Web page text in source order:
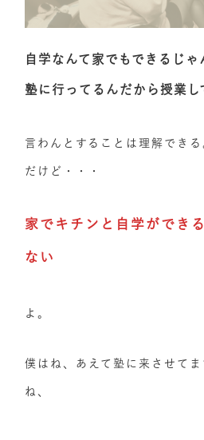
自学なんて家でもできるじゃ
塾に行ってるんだから授業し
言わんとすることは理解できる
だけど・・・
家でキチンと自学ができ
ない
よ。
僕はね、あえて塾に来させて
ね、